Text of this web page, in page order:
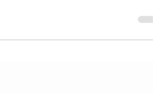
da Cobaia Cênica